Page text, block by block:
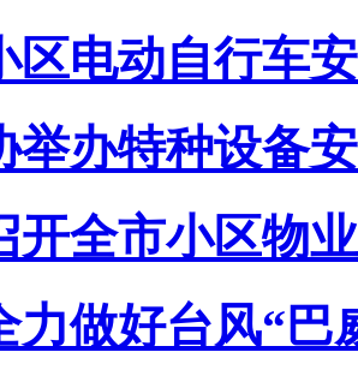
区电动自行车
举办特种设备
开全市小区物
力做好台风“巴